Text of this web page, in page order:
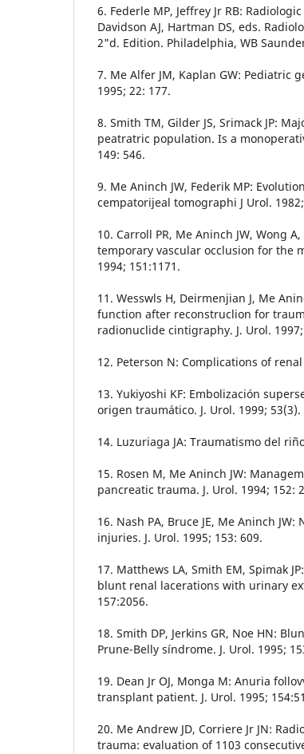
6. Federle MP, Jeffrey Jr RB:
Davidson AJ, Hartman DS, eds.
2"d. Edition. Philadelphia, WB
7. Me Alfer JM, Kaplan GW: Pediatric
1995; 22: 177.
8. Smith TM, Gilder JS, Srimack JP:
peatratric population. Is a
149: 546.
9. Me Aninch JW, Federik MP:
cempatorijeal tomographi J Urol.
10. Carroll PR, Me Aninch JW, Wong
temporary vascular occlusion for the
1994; 151:1171.
11. Wesswls H, Deirmenjian J, Me
function after reconstruclion for
radionuclide cintigraphy. J. Urol.
12. Peterson N: Complications of
13. Yukiyoshi KF: Embolización
origen traumático. J. Urol. 1999; 53(3).
14. Luzuriaga JA: Traumatismo del
15. Rosen M, Me Aninch JW:
pancreatic trauma. J. Urol. 1994; 152:
16. Nash PA, Bruce JE, Me Aninch
injuries. J. Urol. 1995; 153: 609.
17. Matthews LA, Smith EM, Spimak
blunt renal lacerations with urinary
157:2056.
18. Smith DP, Jerkins GR, Noe HN:
Prune-Belly síndrome. J. Urol. 1995;
19. Dean Jr OJ, Monga M: Anuria
transplant patient. J. Urol. 1995;
20. Me Andrew JD, Corriere Jr JN:
trauma: evaluation of 1103